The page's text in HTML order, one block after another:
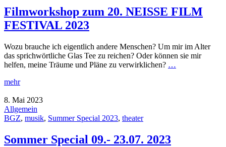
Filmworkshop zum 20. NEISSE FILM
FESTIVAL 2023
Wozu brauche ich eigentlich andere Menschen? Um mir im Alter
das sprichwörtliche Glas Tee zu reichen? Oder können sie mir
helfen, meine Träume und Pläne zu verwirklichen? …
mehr
8. Mai 2023
Allgemein
BGZ, musik, Summer Special 2023, theater
Sommer Special 09.- 23.07. 2023